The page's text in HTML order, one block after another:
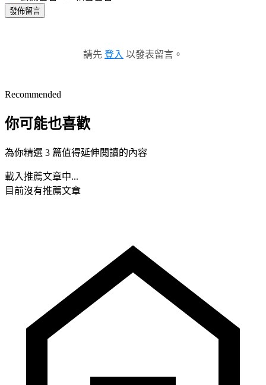
發佈留言
請先 登入 以發表留言。
Recommended
你可能也喜歡
為你精選 3 篇值得延伸閱讀的內容
載入推薦文章中...
目前沒有推薦文章